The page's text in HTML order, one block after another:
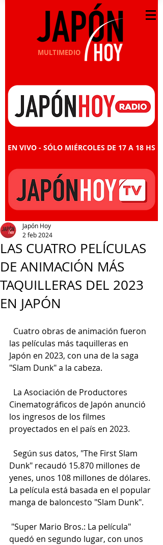
MULTIMEDIO
EN VIVO - SÓLO MIÉRCOLES DE 17 A 18 HS
LAS CUATRO PELÍCULAS
DE ANIMACIÓN MÁS
TAQUILLERAS DEL 2023
EN JAPÓN
Japón Hoy
2 feb 2024
Cuatro obras de animación fueron
las películas más taquilleras en
Japón en 2023, con una de la saga
"Slam Dunk" a la cabeza.
La Asociación de Productores
Cinematográficos de Japón anunció
los ingresos de los filmes
proyectados en el país en 2023.
Según sus datos, "The First Slam
Dunk" recaudó 15.870 millones de
yenes, unos 108 millones de dólares.
La película está basada en el popular
manga de baloncesto "Slam Dunk".
"Super Mario Bros.: La película"
quedó en segundo lugar, con unos